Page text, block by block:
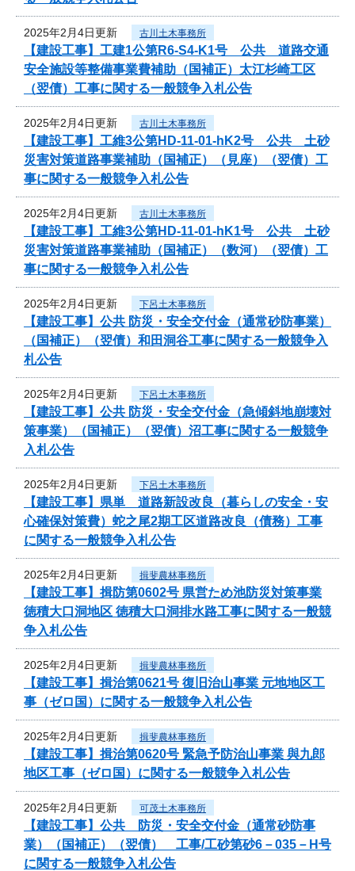
2025年2月4日更新 古川土木事務所
【建設工事】工建1公第R6-S4-K1号 公共 道路交通
安全施設等整備事業費補助（国補正）太江杉崎工区
（翌債）工事に関する一般競争入札公告
2025年2月4日更新 古川土木事務所
【建設工事】工維3公第HD-11-01-hK2号 公共 土砂
災害対策道路事業補助（国補正）（見座）（翌債）工
事に関する一般競争入札公告
2025年2月4日更新 古川土木事務所
【建設工事】工維3公第HD-11-01-hK1号 公共 土砂
災害対策道路事業補助（国補正）（数河）（翌債）工
事に関する一般競争入札公告
2025年2月4日更新 下呂土木事務所
【建設工事】公共 防災・安全交付金（通常砂防事業）
（国補正）（翌債）和田洞谷工事に関する一般競争入
札公告
2025年2月4日更新 下呂土木事務所
【建設工事】公共 防災・安全交付金（急傾斜地崩壊対
策事業）（国補正）（翌債）沼工事に関する一般競争
入札公告
2025年2月4日更新 下呂土木事務所
【建設工事】県単 道路新設改良（暮らしの安全・安
心確保対策費）蛇之尾2期工区道路改良（債務）工事
に関する一般競争入札公告
2025年2月4日更新 揖斐農林事務所
【建設工事】揖防第0602号 県営ため池防災対策事業
徳積大口洞地区 徳積大口洞排水路工事に関する一般競
争入札公告
2025年2月4日更新 揖斐農林事務所
【建設工事】揖治第0621号 復旧治山事業 元地地区工
事（ゼロ国）に関する一般競争入札公告
2025年2月4日更新 揖斐農林事務所
【建設工事】揖治第0620号 緊急予防治山事業 與九郎
地区工事（ゼロ国）に関する一般競争入札公告
2025年2月4日更新 可茂土木事務所
【建設工事】公共 防災・安全交付金（通常砂防事
業）（国補正）（翌債） 工事/工砂第砂6－035－H号
に関する一般競争入札公告